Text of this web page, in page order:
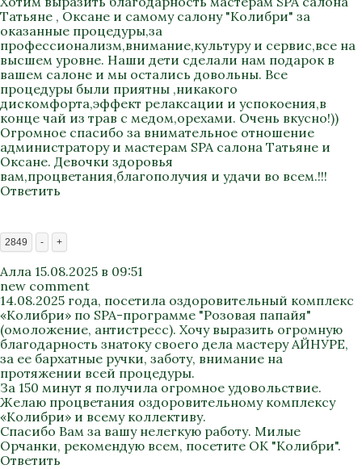
Татьяне , Оксане и самому салону "Колибри" за
оказанные процедуры,за
профессионализм,внимание,культуру и сервис,все на
высшем уровне. Наши дети сделали нам подарок в
вашем салоне и мы остались довольны. Все
процедуры были приятны ,никакого
дискомфорта,эффект релаксации и успокоения,в
конце чай из трав с медом,орехами. Очень вкусно!))
Огромное спасибо за внимательное отношение
администратору и мастерам SPA салона Татьяне и
Оксане. Девочки здоровья
вам,процветания,благополучия и удачи во всем.!!!
Ответить
2849 - +
Алла 15.08.2025 в 09:51
new comment
14.08.2025 года, посетила оздоровительный комплекс
«Колибри» по SPA-программе "Розовая папайя"
(омоложение, антистресс). Хочу выразить огромную
благодарность знатоку своего дела мастеру АЙНУРЕ,
за ее бархатные ручки, заботу, внимание на
протяжении всей процедуры.
За 150 минут я получила огромное удовольствие.
Желаю процветания оздоровительному комплексу
«Колибри» и всему коллективу.
Спасибо Вам за вашу нелегкую работу. Милые
Орчанки, рекомендую всем, посетите ОК "Колибри".
Ответить